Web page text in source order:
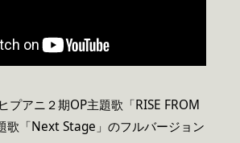
プアニ２期OP主題歌「RISE FROM
歌「Next Stage」のフルバージョン